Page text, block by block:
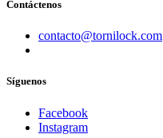
Contáctenos
​contacto@tornilock.com
Síguenos
Facebook
Instagram